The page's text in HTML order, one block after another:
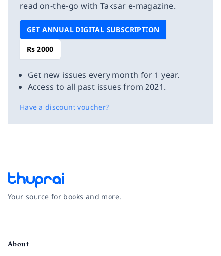
read on-the-go with Taksar e-magazine.
GET ANNUAL DIGITAL SUBSCRIPTION
Rs 2000
Get new issues every month for 1 year.
Access to all past issues from 2021.
Have a discount voucher?
Your source for books and more.
About